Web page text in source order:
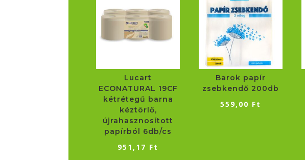
Lucart
ECONATURAL 19CF
kétrétegű barna
kéztörlő,
újrahasznosított
papírból 6db/cs
951,17 Ft
Barok papír
zsebkendő 200db
559,00 Ft